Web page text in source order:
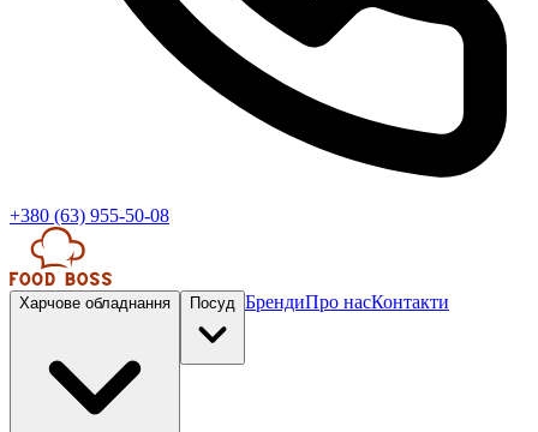
+380 (63) 955-50-08
Харчове обладнання Посуд БрендиПро насКонтакти